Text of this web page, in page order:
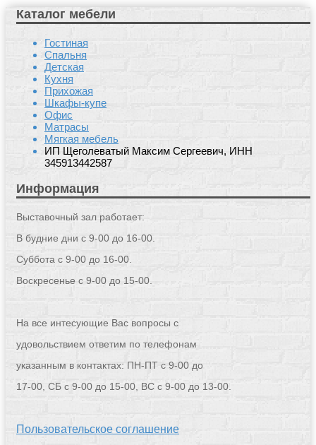
Каталог мебели
Гостиная
Спальня
Детская
Кухня
Прихожая
Шкафы-купе
Офис
Матрасы
Мягкая мебель
ИП Щеголеватый Максим Сергеевич, ИНН
345913442587
Информация
Выставочный зал работает:
В будние дни с 9-00 до 16-00.
Суббота с 9-00 до 16-00.
Воскресенье с 9-00 до 15-00.
На все интесующие Вас вопросы с
удовольствием ответим по телефонам
указанным в контактах: ПН-ПТ с 9-00 до
17-00, СБ с 9-00 до 15-00, ВС с 9-00 до 13-00.
Пользовательское соглашение